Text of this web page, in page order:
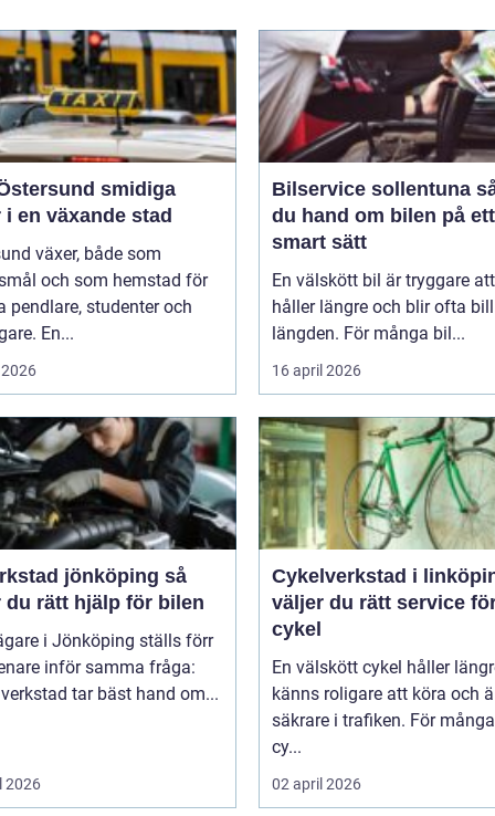
smidiga
i en växande stad
växer, både som
och som hemstad för
pendlare, studenter och
En...
Bilservice sollentuna så tar
du hand om bilen på ett
smart sätt
En välskött bil är tryggare
håller längre och blir ofta
längden. För många bil...
16 april 2026
jönköping så
du rätt hjälp för bilen
i Jönköping ställs förr
inför samma fråga:
tar bäst hand om...
2026
Cykelverkstad i linköping
väljer du rätt service
cykel
En välskött cykel håller
känns roligare att köra och
säkrare i trafiken. För
cy...
02 april 2026